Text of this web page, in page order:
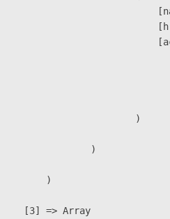
                        )
                )
        )
    [3] => Array